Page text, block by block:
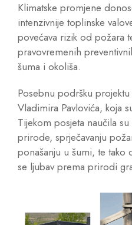
Klimatske promjene
intenzivnije toplinske
povećava rizik od požara
pravovremenih
šuma i okoliša.
Posebnu podršku
Vladimira Pavlovića, koja
Tijekom posjeta naučila
prirode, sprječavanju
ponašanju u šumi, te tako
se ljubav prema prirodi